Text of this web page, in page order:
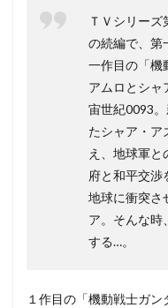
ＴＶシリーズ
の続編で、第
一作目の「機
アムロとシャ
宙世紀0093
たシャア・ア
え、地球軍と
府と和平交渉
地球に衝突さ
ア。そんな時
する…。
１作目の「機動戦士ガ